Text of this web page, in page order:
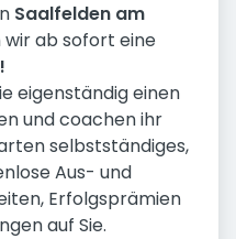
Saalfelden am
wir ab sofort eine
eigenständig einen
und coachen ihr
selbstständiges,
Aus- und
Erfolgsprämien
auf Sie.